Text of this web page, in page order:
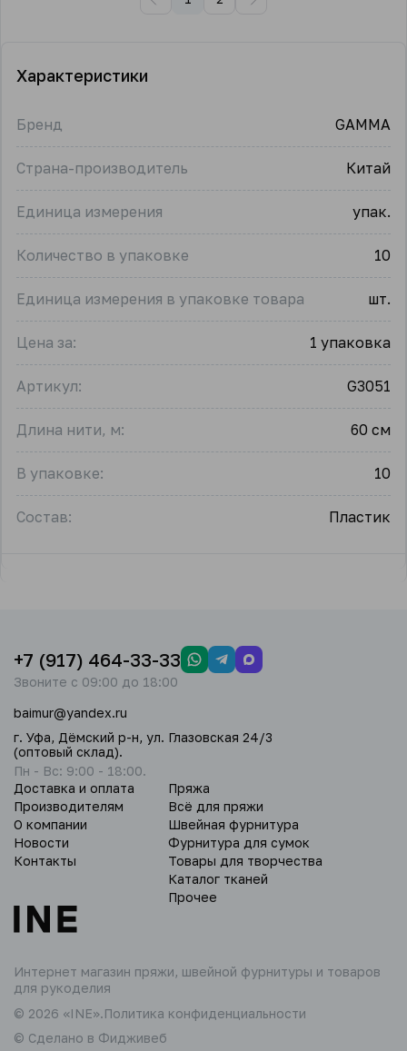
Характеристики
Бренд GAMMA
Страна-производитель Китай
Единица измерения упак.
Количество в упаковке 10
Единица измерения в упаковке товара шт.
Цена за: 1 упаковка
Артикул: G3051
Длина нити, м: 60 см
В упаковке: 10
Состав: Пластик
Интернет магазин пряжи, швейной фурнитуры и товаров
для рукоделия
© 2026 «INE».Политика конфиденциальности
© Сделано в Фидживеб
Доставка и оплата
Производителям
О компании
Новости
Контакты
Пряжа
Всё для пряжи
Швейная фурнитура
Фурнитура для сумок
Товары для творчества
Каталог тканей
Прочее
+7 (917) 464-33-33
Звоните с 09:00 до 18:00
baimur@yandex.ru
г. Уфа, Дёмский р-н, ул. Глазовская 24/3
(оптовый склад).
Пн - Вс: 9:00 - 18:00.